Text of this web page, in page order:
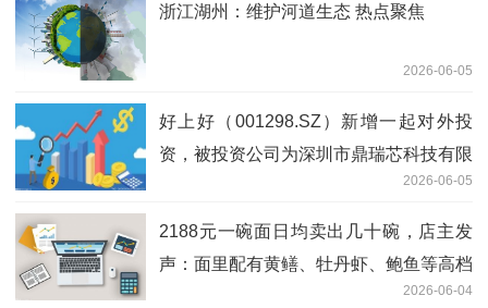
浙江湖州：维护河道生态 热点聚焦
2026-06-05
好上好（001298.SZ）新增一起对外投
资，被投资公司为深圳市鼎瑞芯科技有限
2026-06-05
2188元一碗面日均卖出几十碗，店主发
声：面里配有黄鳝、牡丹虾、鲍鱼等高档
2026-06-04